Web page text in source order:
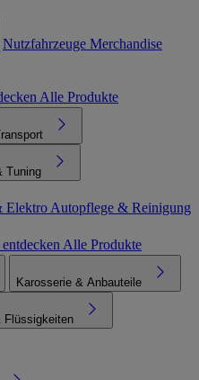
Nutzfahrzeuge Merchandise
Alle Produkte
Tuning
Elektro Autopflege & Reinigung
Alle Produkte
Karosserie & Anbauteile
Flüssigkeiten